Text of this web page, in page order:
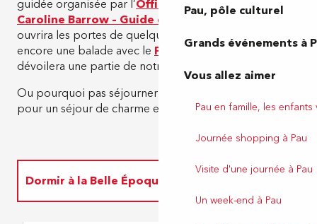
Pau, pôle culturel
Grands événements à
Vous allez aimer
Pau en famille, les
Journée shopping à Pau
Visite d'une journée à Pau
Un week-end à Pau
guidée organisée par l’Office de Tourisme
ou par
Caroline Barrow – Guide épicurieuse
ouvrira les portes de quelques-unes de ces villas… ou
encore une balade avec le Petit train de Pauqui vous
dévoilera une partie de notre itinéraire.
Ou pourquoi pas séjourner dans une belle anglaise
pour un séjour de charme et de luxe ?
Dormir à la Belle Époque